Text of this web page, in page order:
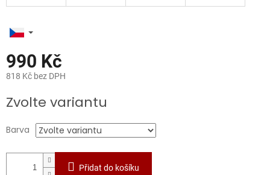
990 Kč
818 Kč bez DPH
cena:
Zvolte variantu
Barva
Přidat do košíku